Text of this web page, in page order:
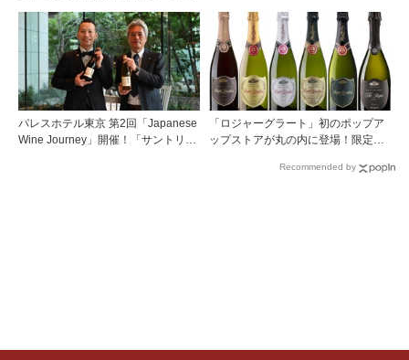
パレスホテル東京 第2回「Japanese
Wine Journey」開催！「サントリー
「ロジャーグラート」初のポップア
ップストアが丸の内に登場！限定キ
Recommended by